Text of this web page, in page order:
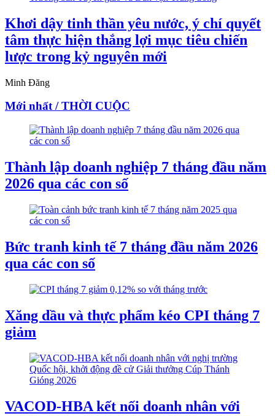
Khơi dậy tinh thần yêu nước, ý chí quyết
tâm thực hiện thắng lợi mục tiêu chiến
lược trong kỷ nguyên mới
Minh Đăng
Mới nhất / THỜI CUỘC
Thành lập doanh nghiệp 7 tháng đầu năm
2026 qua các con số
Bức tranh kinh tế 7 tháng đầu năm 2026
qua các con số
Xăng dầu và thực phẩm kéo CPI tháng 7
giảm
VACOD-HBA kết nối doanh nhân với